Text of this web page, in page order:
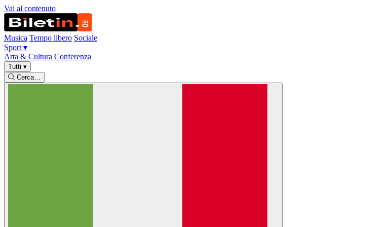
Vai al contenuto
Musica Tempo libero Sociale
Sport ▾
Arta & Cultura Conferenza
Tutti ▾
Cerca…